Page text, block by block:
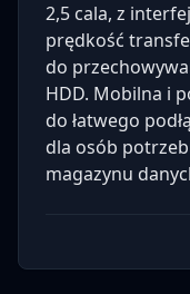
2,5 cala, z
prędkość
do
HDD. Mobilna i
do łatwego
dla osób
magazynu